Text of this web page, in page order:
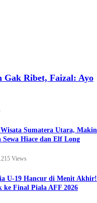
Gak Ribet, Faizal: Ayo
Sumatera Utara, Makin
Sewa Hiace dan Elf Long
Views
U-19 Hancur di Menit Akhir!
ke Final Piala AFF 2026